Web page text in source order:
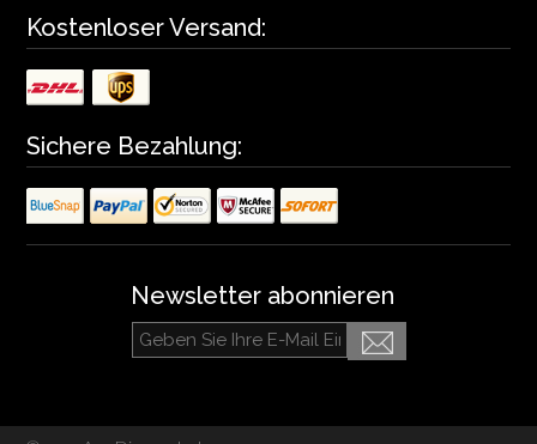
Kostenloser Versand:
Sichere Bezahlung:
Newsletter abonnieren